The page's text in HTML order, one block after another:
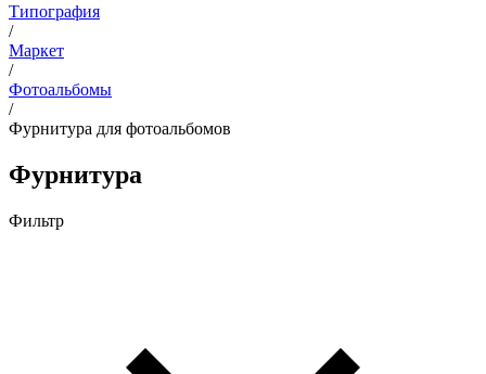
Типография
/
Маркет
/
Фотоальбомы
/
Фурнитура для фотоальбомов
Фурнитура
Фильтр